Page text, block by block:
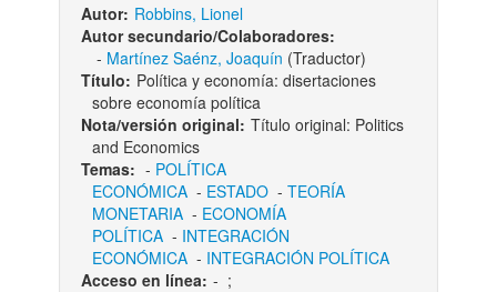
Autor: Robbins, Lionel
Autor secundario/Colaboradores:
- Martínez Saénz, Joaquín (Traductor)
Título: Política y economía: disertaciones
sobre economía política
Nota/versión original: Título original: Politics
and Economics
Temas: - POLÍTICA
ECONÓMICA- ESTADO- TEORÍA
MONETARIA- ECONOMÍA
POLÍTICA- INTEGRACIÓN
ECONÓMICA- INTEGRACIÓN POLÍTICA
Acceso en línea: - ;